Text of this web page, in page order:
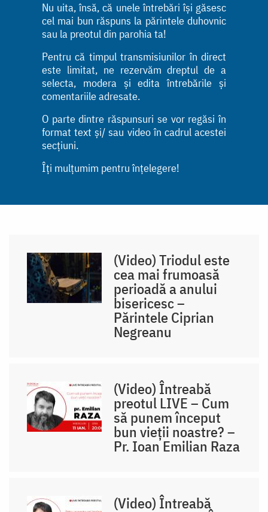
Nu uita, însă, că unele întrebări își găsesc
cel mai bun răspuns la părintele duhovnic
sau la preotul din parohia ta!
Pentru că timpul transmisiunilor în direct
este limitat, ne rezervăm dreptul de a
selecta, modera și edita întrebările și
comentariile adresate.
O parte dintre răspunsuri se vor regăsi în
format text și/ sau video în cadrul acestei
secțiuni.
Îți mulțumim pentru înțelegere!
(Video) Triodul este
cea mai frumoasă
perioadă a anului
bisericesc –
Părintele Ciprian
Negreanu
(Video) Întreabă
preotul LIVE – Cum
să punem început
bun vieții noastre? –
Pr. Ioan Emilian Raza
(Video) Întreabă